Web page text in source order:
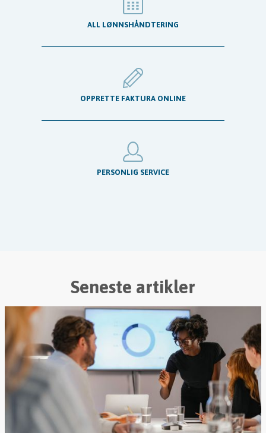
ALL LØNNSHÅNDTERING
OPPRETTE FAKTURA ONLINE
PERSONLIG SERVICE
Seneste artikler